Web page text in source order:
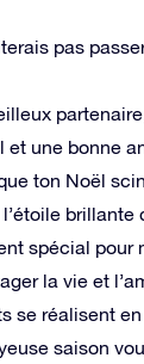
pas
et une bonne
ton Noël
brillante
spécial pour
la vie et
se réalisent en
saison